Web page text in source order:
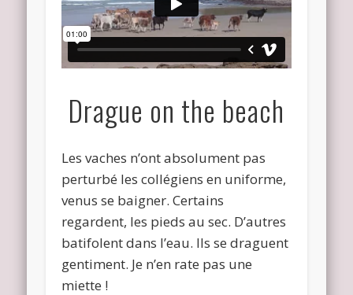
Drague on the beach
Les vaches n’ont absolument pas
perturbé les collégiens en uniforme,
venus se baigner. Certains
regardent, les pieds au sec. D’autres
batifolent dans l’eau. Ils se draguent
gentiment. Je n’en rate pas une
miette !